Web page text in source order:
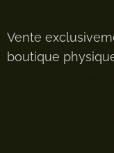
Vente
boutique